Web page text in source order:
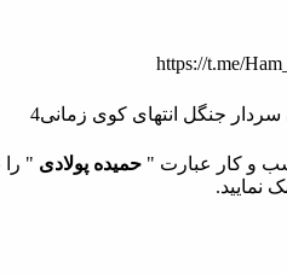
انتهای کوی زمانی4
"حمیده پولادی" را به